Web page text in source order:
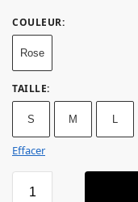
COULEUR:
Rose
TAILLE:
S M L
Effacer